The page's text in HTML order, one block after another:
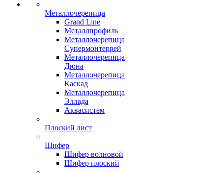
Металлочерепица
Grand Line
Металлпрофиль
Металлочерепица
Супермонтеррей
Металлочерепица
Дюна
Металлочерепица
Каскад
Металлочерепица
Эллада
Аквасистем
Плоский лист
Шифер
Шифер волновой
Шифер плоский